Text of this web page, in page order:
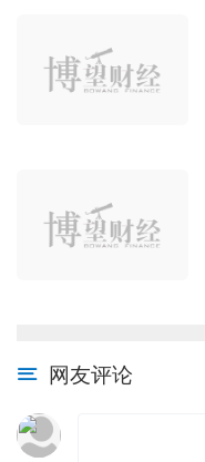
网友评论